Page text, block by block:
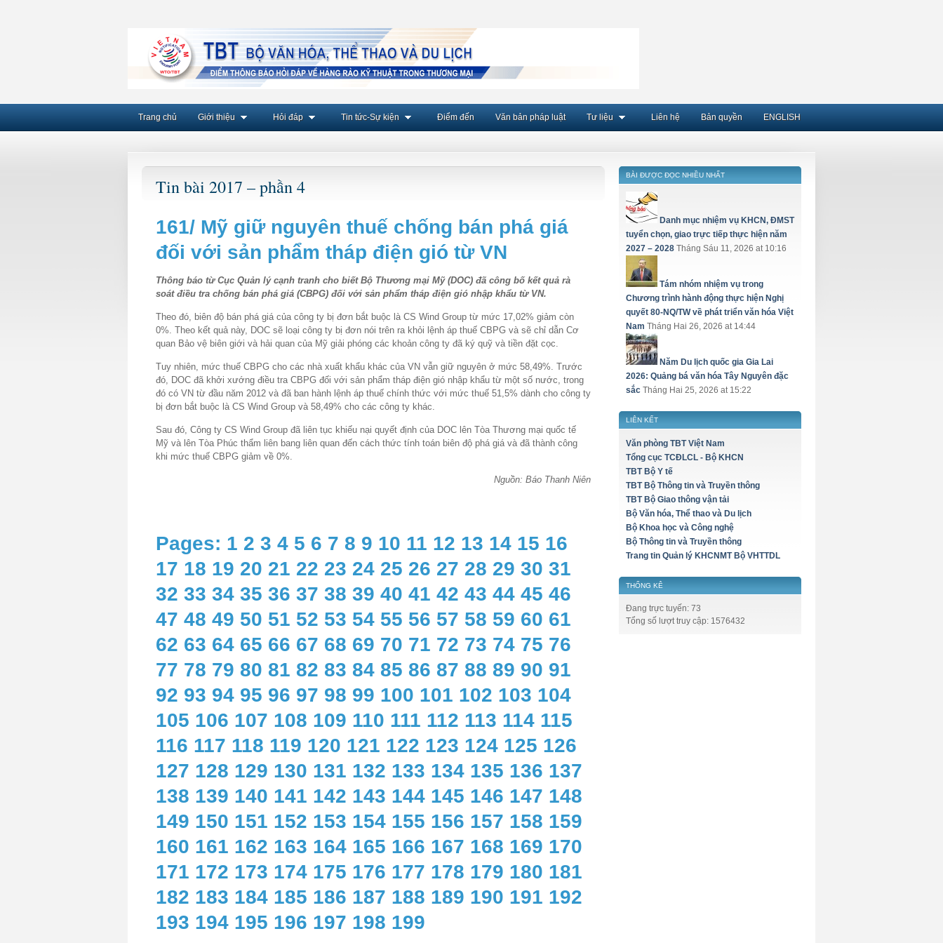
Trang chủ Giới thiệu Hỏi đáp Tin tức-Sự kiện Điểm đến Văn bản pháp luật Tư liệu Liên hệ Bản quyền ENGLISH
Tin bài 2017 – phần 4
161/ Mỹ giữ nguyên thuế chống bán phá giá
đối với sản phẩm tháp điện gió từ VN
Thông báo từ Cục Quản lý cạnh tranh cho biết Bộ Thương mại Mỹ (DOC) đã công bố kết quả rà
soát điều tra chống bán phá giá (CBPG) đối với sản phẩm tháp điện gió nhập khẩu từ VN.
Theo đó, biên độ bán phá giá của công ty bị đơn bắt buộc là CS Wind Group từ mức 17,02% giảm còn
0%. Theo kết quả này, DOC sẽ loại công ty bị đơn nói trên ra khỏi lệnh áp thuế CBPG và sẽ chỉ dẫn Cơ
quan Bảo vệ biên giới và hải quan của Mỹ giải phóng các khoản công ty đã ký quỹ và tiền đặt cọc.
Tuy nhiên, mức thuế CBPG cho các nhà xuất khẩu khác của VN vẫn giữ nguyên ở mức 58,49%. Trước
đó, DOC đã khởi xướng điều tra CBPG đối với sản phẩm tháp điện gió nhập khẩu từ một số nước, trong
đó có VN từ đầu năm 2012 và đã ban hành lệnh áp thuế chính thức với mức thuế 51,5% dành cho công ty
bị đơn bắt buộc là CS Wind Group và 58,49% cho các công ty khác.
Sau đó, Công ty CS Wind Group đã liên tục khiếu nại quyết định của DOC lên Tòa Thương mại quốc tế
Mỹ và lên Tòa Phúc thẩm liên bang liên quan đến cách thức tính toán biên độ phá giá và đã thành công
khi mức thuế CBPG giảm về 0%.
Nguồn: Báo Thanh Niên
Pages: 1 2 3 4 5 6 7 8 9 10 11 12 13 14 15 16
17 18 19 20 21 22 23 24 25 26 27 28 29 30 31
32 33 34 35 36 37 38 39 40 41 42 43 44 45 46
47 48 49 50 51 52 53 54 55 56 57 58 59 60 61
62 63 64 65 66 67 68 69 70 71 72 73 74 75 76
77 78 79 80 81 82 83 84 85 86 87 88 89 90 91
92 93 94 95 96 97 98 99 100 101 102 103 104
105 106 107 108 109 110 111 112 113 114 115
116 117 118 119 120 121 122 123 124 125 126
127 128 129 130 131 132 133 134 135 136 137
138 139 140 141 142 143 144 145 146 147 148
149 150 151 152 153 154 155 156 157 158 159
160 161 162 163 164 165 166 167 168 169 170
171 172 173 174 175 176 177 178 179 180 181
182 183 184 185 186 187 188 189 190 191 192
193 194 195 196 197 198 199
BÀI ĐƯỢC ĐỌC NHIỀU NHẤT
Danh mục nhiệm vụ KHCN, ĐMST
tuyển chọn, giao trực tiếp thực hiện năm
2027 – 2028 Tháng Sáu 11, 2026 at 10:16
Tám nhóm nhiệm vụ trong
Chương trình hành động thực hiện Nghị
quyết 80-NQ/TW về phát triển văn hóa Việt
Nam Tháng Hai 26, 2026 at 14:44
Năm Du lịch quốc gia Gia Lai
2026: Quảng bá văn hóa Tây Nguyên đặc
sắc Tháng Hai 25, 2026 at 15:22
LIÊN KẾT
Văn phòng TBT Việt Nam
Tổng cục TCĐLCL - Bộ KHCN
TBT Bộ Y tế
TBT Bộ Thông tin và Truyền thông
TBT Bộ Giao thông vận tải
Bộ Văn hóa, Thể thao và Du lịch
Bộ Khoa học và Công nghệ
Bộ Thông tin và Truyền thông
Trang tin Quản lý KHCNMT Bộ VHTTDL
THỐNG KÊ
Đang trực tuyến: 73
Tổng số lượt truy cập: 1576432